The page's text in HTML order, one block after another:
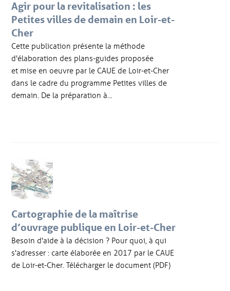
Agir pour la revitalisation : les
Petites villes de demain en Loir-et-
Cher
Cette publication présente la méthode
d'élaboration des plans-guides proposée
et mise en oeuvre par le CAUE de Loir-et-Cher
dans le cadre du programme Petites villes de
demain. De la préparation à…
Cartographie de la maîtrise
d’ouvrage publique en Loir-et-Cher
Besoin d'aide à la décision ? Pour quoi, à qui
s'adresser : carte élaborée en 2017 par le CAUE
de Loir-et-Cher. Télécharger le document (PDF)